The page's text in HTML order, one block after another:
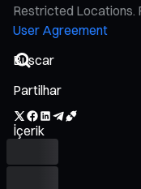
Restricted Locations.
User Agreement
Partilhar
İçerik